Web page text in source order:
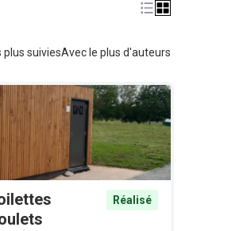
plus suiviesAvec le plus d'auteurs
Réalisé